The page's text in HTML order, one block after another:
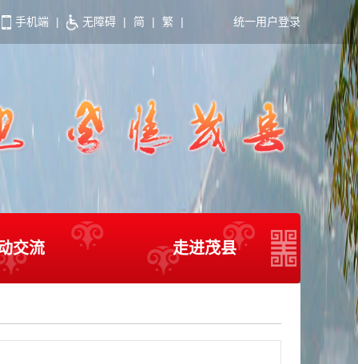
手机端 | 无障碍 | 简 | 繁 | 统一用户登录
交流 走进茂县